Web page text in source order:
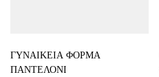
ΓΥΝΑΙΚΕΙΑ ΦΟΡΜΑ
ΠΑΝΤΕΛΟΝΙ